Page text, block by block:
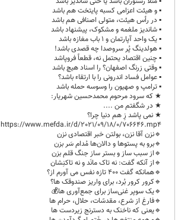
▪︎ و هیئت اعزامی کسبه پایتخت هم باشد
▪︎ در رأس هیئت، متولی اصنافی هم باشد
▪︎ شاندیز ملغمه و مشکوک، پیشنهاد باشد
▪︎ یک واحد آپارتمان و ۱ باب مغازه باشد
▪︎ هولدینگ پُر سروصدا چه قصدی باشد!
▪︎ چنین اقتصاد یحتمل نه، قطعاً فروپاشد
▪︎ وقتی زرنگ اصفهان؟ را اسناد هیچ باشد
▪︎ عوامل فساد اندرونی را با ارتقاء باشد؟
▪︎ ترامپ و صهیون را وسوسه حمله باشد
★ که سرود مرحوم محمدحسین شهریار:
★ در شگفتم من ....
★ نمی پاشد زِ هم دنیا چرا؟
https://www.mefda.ir/d/2021/09/18/0/706646.mp4
🔹️نزن آقا نزن، بولتن خبر اقتصادی نزن
🔹️برو به پستوها و دالان‌ها مُدام سَر بزن
🔹️از سبب ساز و بستر ساز جنگ قلم بزن
🔹️از آنکه گفت: نه تاک مانَد و نه تاکنِشان
🔹️همانکه گفت ۴۰۰ تازه نفس می آورم از؟
🔹️کرور کرور بُرد، برای واریز صندوقک ها؟
🔹️یک سوپر غنی‌ساز برای جمع‌آوری ها💰
🔹️فارغ از شرع، مقدسّات، حلال، حرام ها
🔹️یعنی که ناخنک به دسترنج زیردست ها